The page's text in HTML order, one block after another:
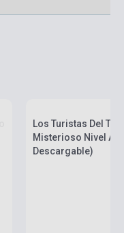
Los Turistas Del
Misterioso Nivel A1
Descargable)